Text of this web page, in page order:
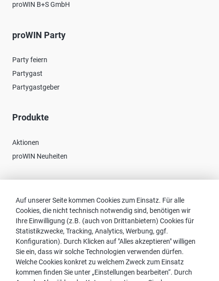
Auf unserer Seite kommen Cookies zum Einsatz. Für alle
Cookies, die nicht technisch notwendig sind, benötigen wir
Ihre Einwilligung (z.B. (auch von Drittanbietern) Cookies für
Statistikzwecke, Tracking, Analytics, Werbung, ggf.
Konfiguration). Durch Klicken auf "Alles akzeptieren" willigen
Sie ein, dass wir solche Technologien verwenden dürfen.
Welche Cookies konkret zu welchem Zweck zum Einsatz
kommen finden Sie unter „Einstellungen bearbeiten“. Durch
proWIN B+S GmbH
proWIN Party
Party feiern
Partygast
Partygastgeber
Produkte
Aktionen
proWIN Neuheiten
Vertriebspartnersuche
Kontakt zu proWIN
Service-FAQ